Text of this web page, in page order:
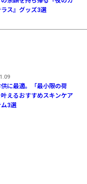
ラス』グッズ3選
に最適。「最小限の荷
えるおすすめスキンケア
3選